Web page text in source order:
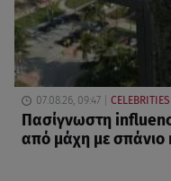
07.08.26, 09:47
Πασίγνωστη
από μάχη με σπάνιο